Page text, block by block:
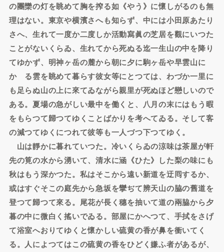
の團欒の灯を眺めて胸を搾る如《やう》に懷しがるのも無
理はない。東京や横濱さへも知らず、中には小田原あたり
さへ、生れて一度か二度しか活動寫眞の芝居を觀にいつた
ことがないくらゐ、生れてから死ぬる迄一生山の中を降り
てゆかず、明神ヶ岳の麓から朝に夕に駒ヶ岳や早雲山に
かゝる雲を眺めて暮らす彼女等にとつては、わづか一里に
も足らぬ山の上に來てゐながら親里が死ぬほど戀しいので
ある。夏場の急がしい最中を働くと、八月の末にはもう暇
をもらつて歸つてゆくことばかりを考へてゐる。そして客
の減つてゆくにつれて彼等も一人づつ下つてゆく。
山は靜かに暮れていつた。冷いくらゐの涼味は茶屋が軒
先の筧の水から湧いて、清水に涵《ひた》した梨の味にも
秋はもう深かつた。私はそこから遠い新道を迂囘するか、
或はすぐそこの庭先から急坂を攣ぢて辨天山の脇の舊道を
登つて歸つて來る。尾花が長く穗を抽いて道の兩脇から夕
暮の中に微白く搖いでゐる。部屋にかへつて、手拭をさげ
て浴室へおりてゆくと懷かしい硫黄の香が鼻を衝いてく
る。人によつてはこの硫黄の香をひどく嫌ふ者があるが、